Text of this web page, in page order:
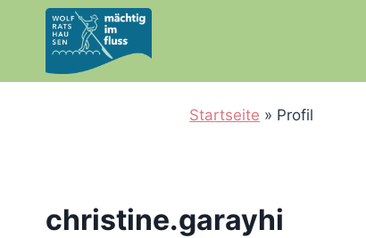
springen
Startseite » Profil
christine.garayhi